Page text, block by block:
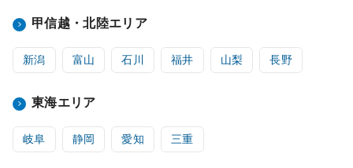
甲信越・北陸エリア
新潟 富山 石川 福井 山梨 長野
東海エリア
岐阜 静岡 愛知 三重